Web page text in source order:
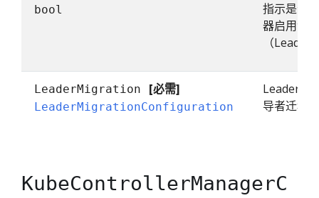
bool
指示是否
器启用领
（
LeaderMigration [必需]
LeaderMigrationConfiguration
导者迁移
KubeControllerManagerC